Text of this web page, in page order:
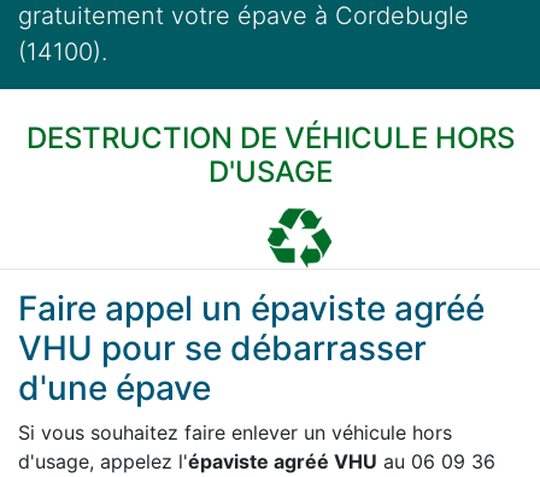
gratuitement votre épave à Cordebugle
(14100).
DESTRUCTION DE VÉHICULE HORS
D'USAGE
Faire appel un épaviste agréé
VHU pour se débarrasser
d'une épave
Si vous souhaitez faire enlever un véhicule hors
d'usage, appelez l'épaviste agréé VHU au 06 09 36